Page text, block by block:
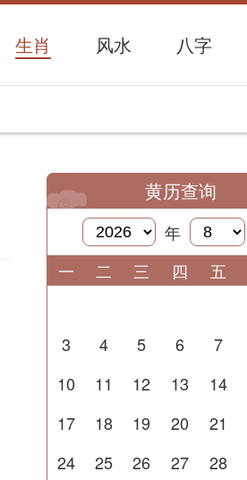
生肖 风水 八字
黄历查询
年
一
二 三 四 五
3
4 5 6 7
10
11 12 13 14
17
18 19 20 21
24
25 26 27 28